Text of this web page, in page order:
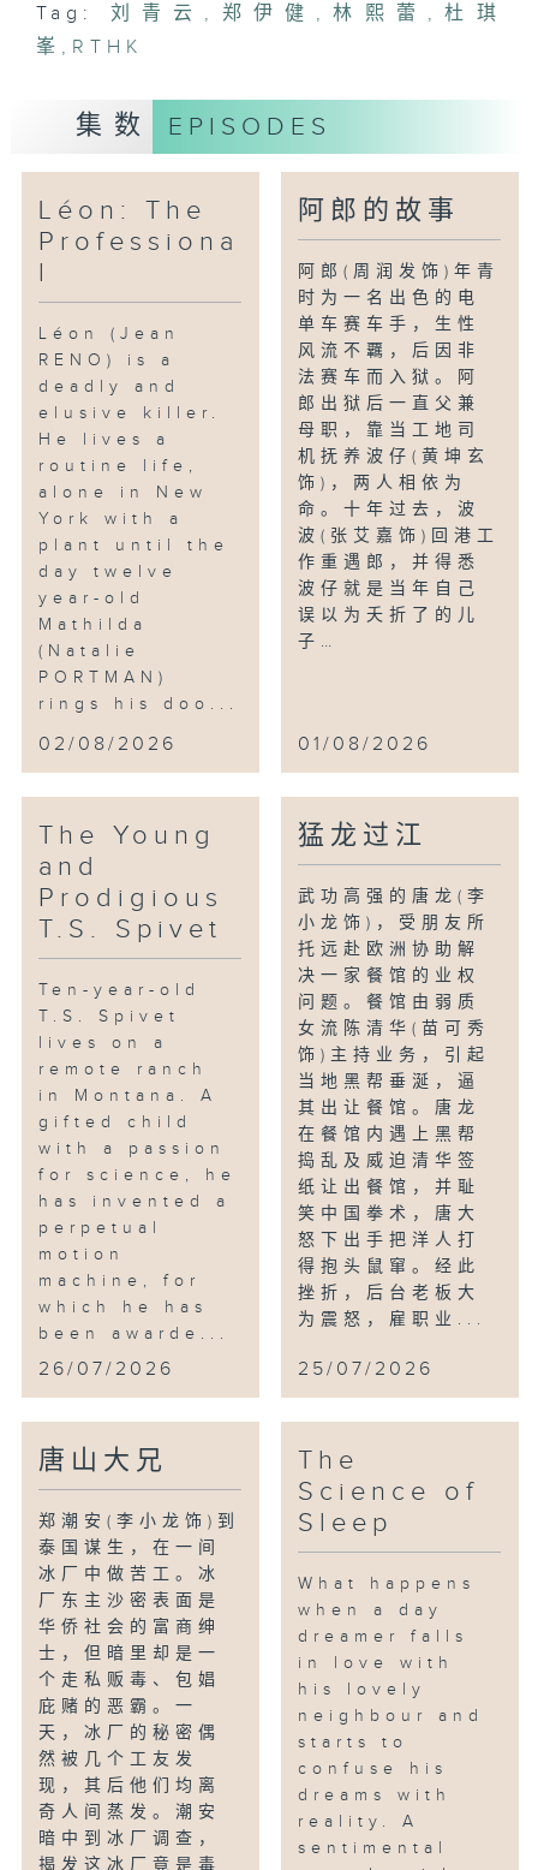
健策划整件事的背后动机……
Tag: 刘青云 , 郑伊健 , 林熙蕾 , 杜琪
峯 , RTHK
集数 EPISODES
Léon: The
Professiona
l
Léon (Jean
RENO) is a
deadly and
elusive killer.
He lives a
routine life,
alone in New
York with a
plant until the
day twelve
year-old
Mathilda
(Natalie
PORTMAN)
rings his doo...
02/08/2026
阿郎的故事
阿郎(周润发饰)年青
时为一名出色的电
单车赛车手，生性
风流不覊，后因非
法赛车而入狱。阿
郎出狱后一直父兼
母职，靠当工地司
机抚养波仔(黄坤玄
饰)，两人相依为
命。十年过去，波
波(张艾嘉饰)回港工
作重遇郎，并得悉
波仔就是当年自己
误以为夭折了的儿
子…
01/08/2026
The Young
and
Prodigious
T.S. Spivet
Ten-year-old
T.S. Spivet
lives on a
remote ranch
in Montana. A
gifted child
with a passion
for science, he
has invented a
perpetual
motion
machine, for
which he has
been awarde...
26/07/2026
猛龙过江
武功高强的唐龙(李
小龙饰)，受朋友所
托远赴欧洲协助解
决一家餐馆的业权
问题。餐馆由弱质
女流陈清华(苗可秀
饰)主持业务，引起
当地黑帮垂涎，逼
其出让餐馆。唐龙
在餐馆内遇上黑帮
捣乱及威迫清华签
纸让出餐馆，并耻
笑中国拳术，唐大
怒下出手把洋人打
得抱头鼠窜。经此
挫折，后台老板大
为震怒，雇职业...
25/07/2026
唐山大兄
郑潮安(李小龙饰)到
泰国谋生，在一间
冰厂中做苦工。冰
厂东主沙密表面是
华侨社会的富商绅
士，但暗里却是一
个走私贩毒、包娼
庇赌的恶霸。一
天，冰厂的秘密偶
然被几个工友发
现，其后他们均离
奇人间蒸发。潮安
暗中到冰厂调查，
揭发这冰厂竟是毒
The
Science of
Sleep
What happens
when a day
dreamer falls
in love with
his lovely
neighbour and
starts to
confuse his
dreams with
reality. A
sentimental